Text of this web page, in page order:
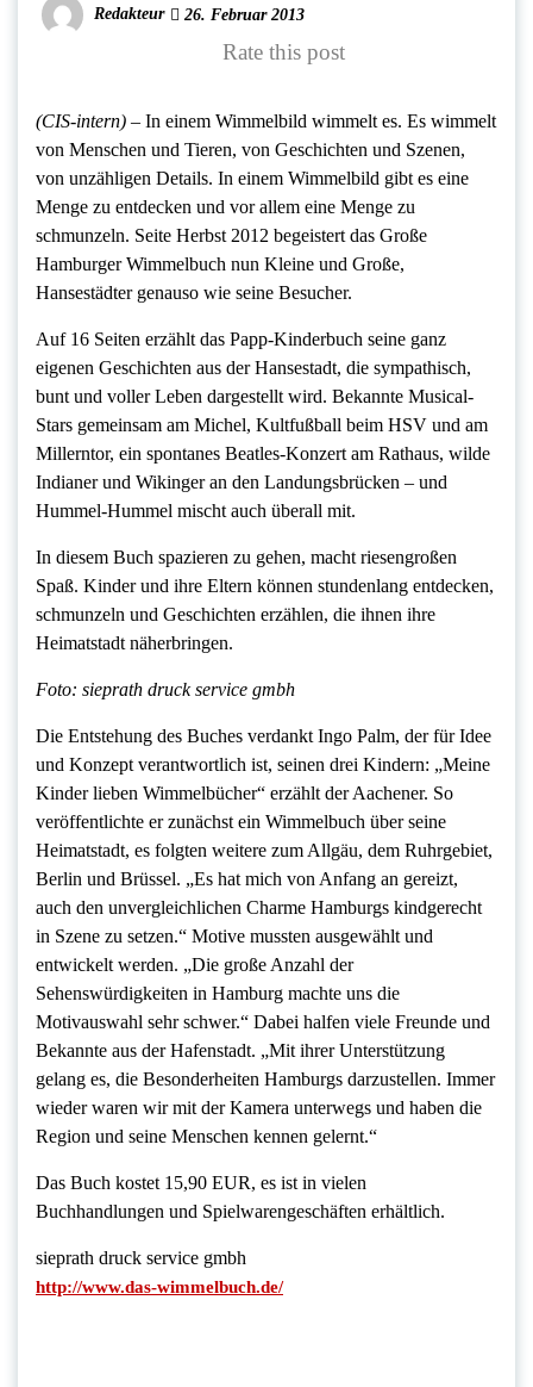
Redakteur 26. Februar 2013
Rate this post
(CIS-intern) – In einem Wimmelbild wimmelt es. Es wimmelt
von Menschen und Tieren, von Geschichten und Szenen,
von unzähligen Details. In einem Wimmelbild gibt es eine
Menge zu entdecken und vor allem eine Menge zu
schmunzeln. Seite Herbst 2012 begeistert das Große
Hamburger Wimmelbuch nun Kleine und Große,
Hansestädter genauso wie seine Besucher.
Auf 16 Seiten erzählt das Papp-Kinderbuch seine ganz
eigenen Geschichten aus der Hansestadt, die sympathisch,
bunt und voller Leben dargestellt wird. Bekannte Musical-
Stars gemeinsam am Michel, Kultfußball beim HSV und am
Millerntor, ein spontanes Beatles-Konzert am Rathaus, wilde
Indianer und Wikinger an den Landungsbrücken – und
Hummel-Hummel mischt auch überall mit.
In diesem Buch spazieren zu gehen, macht riesengroßen
Spaß. Kinder und ihre Eltern können stundenlang entdecken,
schmunzeln und Geschichten erzählen, die ihnen ihre
Heimatstadt näherbringen.
Foto: sieprath druck service gmbh
Die Entstehung des Buches verdankt Ingo Palm, der für Idee
und Konzept verantwortlich ist, seinen drei Kindern: „Meine
Kinder lieben Wimmelbücher“ erzählt der Aachener. So
veröffentlichte er zunächst ein Wimmelbuch über seine
Heimatstadt, es folgten weitere zum Allgäu, dem Ruhrgebiet,
Berlin und Brüssel. „Es hat mich von Anfang an gereizt,
auch den unvergleichlichen Charme Hamburgs kindgerecht
in Szene zu setzen.“ Motive mussten ausgewählt und
entwickelt werden. „Die große Anzahl der
Sehenswürdigkeiten in Hamburg machte uns die
Motivauswahl sehr schwer.“ Dabei halfen viele Freunde und
Bekannte aus der Hafenstadt. „Mit ihrer Unterstützung
gelang es, die Besonderheiten Hamburgs darzustellen. Immer
wieder waren wir mit der Kamera unterwegs und haben die
Region und seine Menschen kennen gelernt.“
Das Buch kostet 15,90 EUR, es ist in vielen
Buchhandlungen und Spielwarengeschäften erhältlich.
sieprath druck service gmbh
http://www.das-wimmelbuch.de/